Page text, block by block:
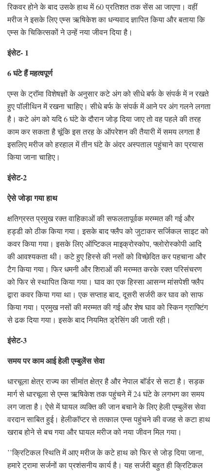
रिकवर होने के बाद उसके हाथ में 60 प्रतिशत तक सेंस आ जाएगा। वहीं
मरीज ने इसके लिए एम्स ऋषिकेश का धन्यवाद ज्ञापित किया और बताया कि
एम्स के चिकित्सकों ने उन्हें नया जीवन दिया है।
इंसेट- 1
6 घंटे हैं महत्वपूर्ण
एम्स के ट्राॅमा विशेषज्ञों के अनुसार कटे अंग को सीधे बर्फ के संपर्क में न रखते
हुए पॉलीथिन में रखना चाहिए। सीधे बर्फ के संपर्क में आने पर अंग गलने लगता
है। कटे अंग को यदि 6 घंटे के दौरान जोड़ दिया जाए तो वह पहले की तरह
काम कर सकता है चूंकि इस तरह के ऑपरेशन की तैयारी में समय लगता है
इसलिए मरीज को हरहाल में तीन घंटे के अंदर अस्पताल पहुंचाने का प्रयास
किया जाना चाहिए।
इंसेट-2
ऐसे जोड़ा गया हाथ
क्षतिग्रस्त प्रमुख रक्त वाहिकाओं की सफलतापूर्वक मरम्मत की गई और
हड्डी को ठीक किया गया। इसके बाद फ्लैप को जुटाकर सर्जिकल साइट को
कवर किया गया। इसके लिए ऑप्टिकल माइक्रोस्कोप, फ्लोरोस्कोपी आदि
की आवश्यकता थी। कटे हुए हिस्से की नसों को विच्छेदित कर पहचाना और
टैग किया गया। फिर धमनी और शिराओं की मरम्मत करके रक्त परिसंचरण
को फिर से स्थापित किया गया। घाव का एक हिस्सा आसन्न मांसपेशी फ्लैप
द्वारा कवर किया गया था। एक सप्ताह बाद, दूसरी सर्जरी कर घाव को साफ
किया गया। प्रमुख नसों की मरम्मत की गई और शेष घाव को स्किन ग्राफ्टिंग
से ढक दिया गया। इसके बाद नियमित ड्रेसिंग की जाती रही।
इंसेट-3
समय पर काम आई हेली एम्बुलेंस सेवा
धारचूला क्षेत्र राज्य का सीमांत क्षेत्र है और नेपाल बाॅर्डर से सटा है। सड़क
मार्ग से धारचूला से एम्स ऋषिकेश तक पहुंचने में 24 घंटे के लगभग का समय
लग जाता है। ऐसे में घायल व्यक्ति की जान बचाने के लिए हेली एम्बुलेंस सेवा
वरदान साबित हुई। हेलीकाॅप्टर से तत्काल एम्स पहुंचने की वजह से कटा हाथ
खराब होने से बच गया और घायल मरीज को नया जीवन मिल गया।
’’क्रिटिकल स्थिति में आए मरीज के कटे हाथ को फिर से जोड़ दिया जाना,
हमारे ट्रामा सर्जनों का प्रशंसनीय कार्य है। यह सर्जरी बहुत ही क्रिटिकल